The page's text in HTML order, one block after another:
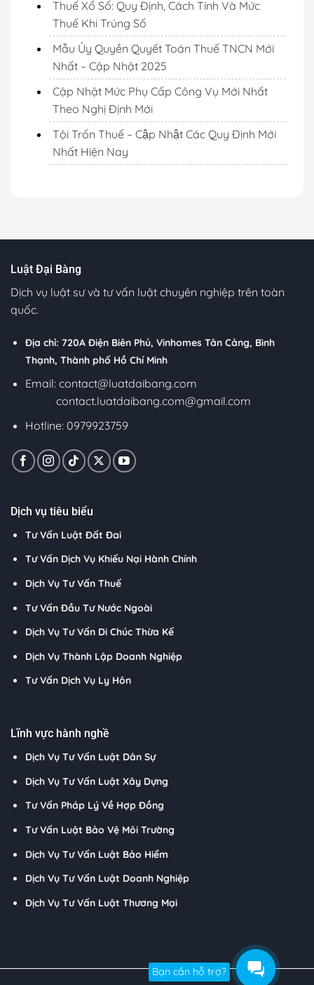
Thuế Xổ Số: Quy Định, Cách Tính Và Mức
Thuế Khi Trúng Số
Mẫu Ủy Quyền Quyết Toán Thuế TNCN Mới
Nhất – Cập Nhật 2025
Cập Nhật Mức Phụ Cấp Công Vụ Mới Nhất
Theo Nghị Định Mới
Tội Trốn Thuế – Cập Nhật Các Quy Định Mới
Nhất Hiện Nay
Luật Đại Bàng
Dịch vụ luật sư và tư vấn luật chuyên nghiệp trên toàn
quốc.
Địa chỉ: 720A Điện Biên Phủ, Vinhomes Tân Cảng, Bình
Thạnh, Thành phố Hồ Chí Minh
Email: contact@luatdaibang.com
contact.luatdaibang.com@gmail.com
Hotline: 0979923759
Dịch vụ tiêu biểu
Tư Vấn Luật Đất Đai
Tư Vấn Dịch Vụ Khiếu Nại Hành Chính
Dịch Vụ Tư Vấn Thuế
Tư Vấn Đầu Tư Nước Ngoài
Dịch Vụ Tư Vấn Di Chúc Thừa Kế
Dịch Vụ Thành Lập Doanh Nghiệp
Tư Vấn Dịch Vụ Ly Hôn
Lĩnh vực hành nghề
Dịch Vụ Tư Vấn Luật Dân Sự
Dịch Vụ Tư Vấn Luật Xây Dựng
Tư Vấn Pháp Lý Về Hợp Đồng
Tư Vấn Luật Bảo Vệ Môi Trường
Dịch Vụ Tư Vấn Luật Bảo Hiểm
Dịch Vụ Tư Vấn Luật Doanh Nghiệp
Dịch Vụ Tư Vấn Luật Thương Mại
Bạn cần hỗ trợ?